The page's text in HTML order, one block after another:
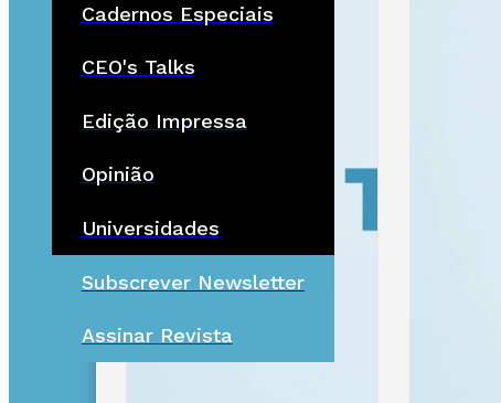
Cadernos Especiais
CEO's Talks
Edição Impressa
Opinião
Universidades
Subscrever Newsletter
Assinar Revista